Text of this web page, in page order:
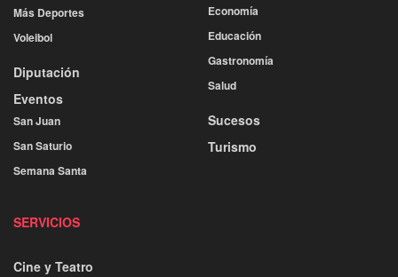
Más Deportes
Voleibol
Diputación
Eventos
San Juan
San Saturio
Semana Santa
Economía
Educación
Gastronomía
Salud
Sucesos
Turismo
SERVICIOS
Cine y Teatro